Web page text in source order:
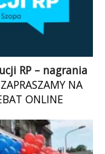
RP – nagrania
NA
ONLINE